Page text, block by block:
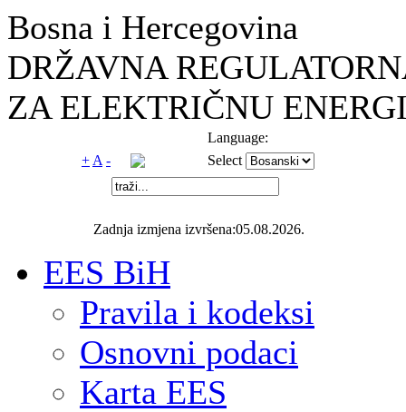
Bosna i Hercegovina
DRŽAVNA
ZA ELEKTRIČNU
Language:
+ A - Select
Zadnja izmjena izvršena:05.08.2026.
EES BiH
Pravila i kodeksi
Osnovni podaci
Karta EES